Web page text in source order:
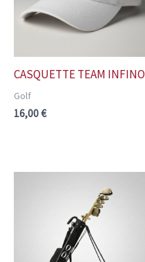
CASQUETTE TEAM INFINO
Golf
16,00€